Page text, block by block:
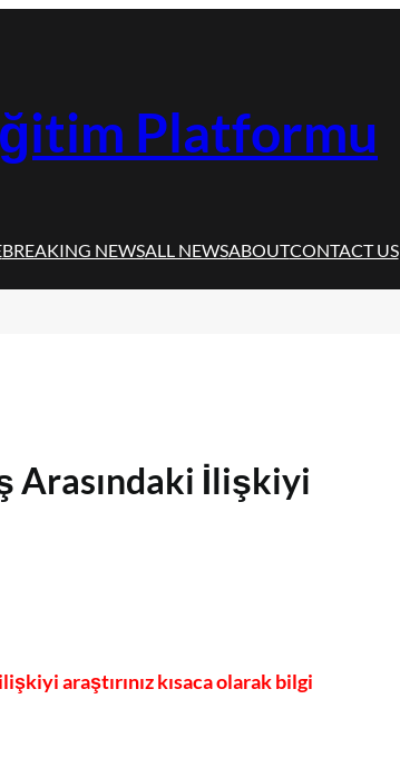
Platformu
BREAKING NEWSALL NEWSABOUTCONTACT US
Arasındaki İlişkiyi
araştırınız kısaca olarak bilgi